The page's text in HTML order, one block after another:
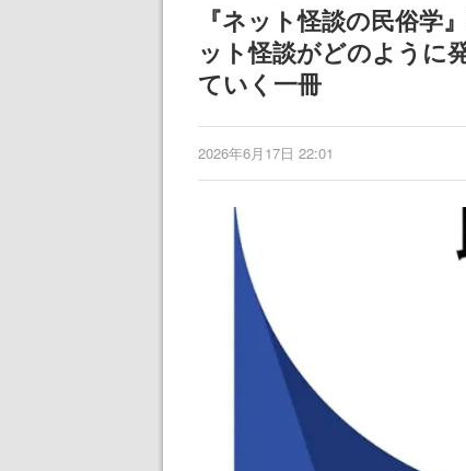
『ネット怪談の民俗学
ット怪談がどのように
ていく一冊
2026年6月17日 22:01